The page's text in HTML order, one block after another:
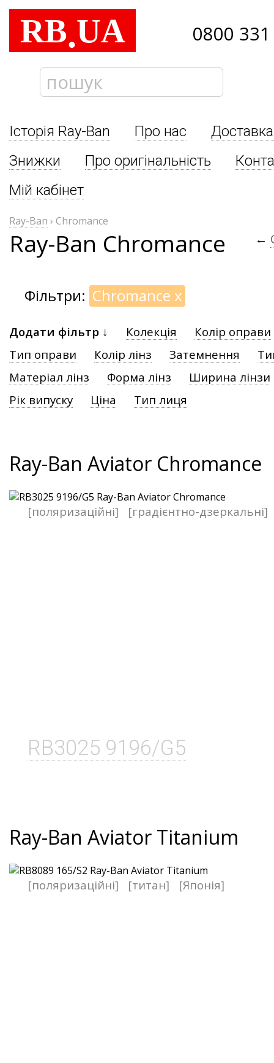
RB.UA 0800
Історія Ray-Ban Про нас
Знижки
Про оригінальність
Мій кабінет
Ray-Ban › Chromance
Ray-Ban Chromance ←
Фільтри: Chromance x
Додати фільтр ↓ Колекція
Колір оправи
Тип оправи
Колір лінз Затемнення
Матеріал лінз
Форма лінз
Ширина лінзи
Рік випуску
Ціна Тип лиця
Ray-Ban Aviator Chromance
RB3025 9196/G5
[поляризаційні] [градієнтно-дзеркальні]
Ray-Ban Aviator Titanium
[поляризаційні] [титан] [Японія]